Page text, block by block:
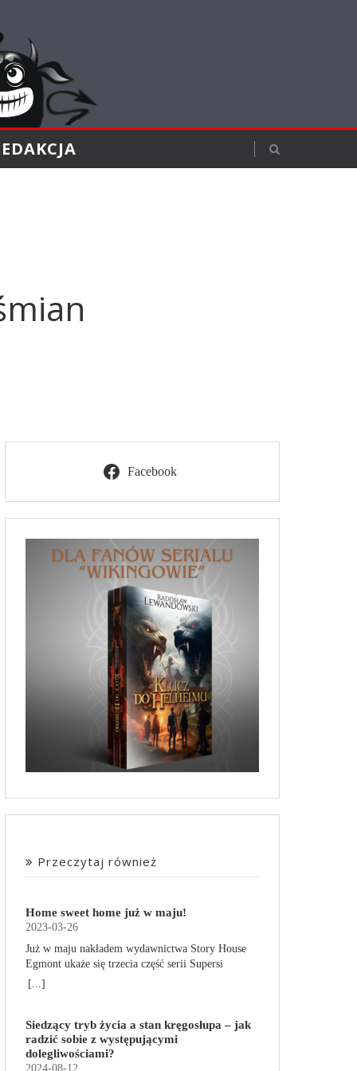
Facebook
Przeczytaj również
Home sweet home już w maju!
2023-03-26
Już w maju nakładem wydawnictwa Story House
Egmont ukaże się trzecia część serii Supersi
scenarzysty Frederic Maupome. Ten tom nosi tytuł
obdarzone supermocami i wspomagane przez
robota o imieniu Al. Są rozdarte między chęcią
prowadzenia normalnego życia wśród ludzi a
[...]
Siedzący tryb życia a stan kręgosłupa – jak
radzić sobie z występującymi
dolegliwościami?
2024-08-12